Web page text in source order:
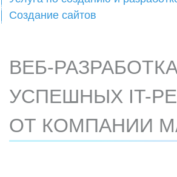
Создание сайтов
ВЕБ-
УСПЕШНЫХ IT-
ОТ КОМПАНИИ